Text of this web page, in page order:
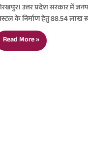
उत्तर प्रदेश सरकार में
के निर्माण हेतु 88.54
Read More »